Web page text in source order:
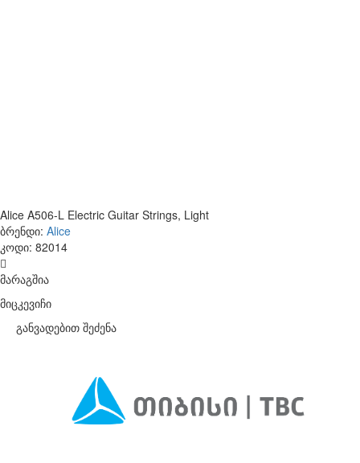
Alice A506-L Electric Guitar Strings, Light
ბრენდი: Alice
კოდი: 82014
მარაგშია
მიცკევიჩი
განვადებით შეძენა